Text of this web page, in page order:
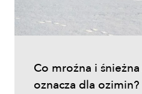
Inne
Oprysk na miotłę
Co mroźna i
oznacza dla ozimin?